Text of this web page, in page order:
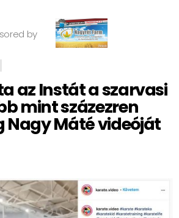
by
az Instát a szarvasi
mint százezren
Nagy Máté videóját